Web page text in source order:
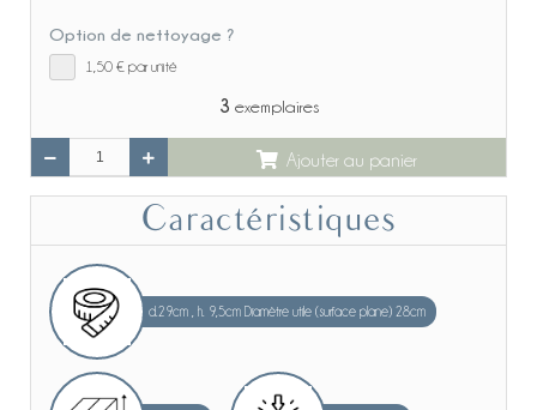
Option de nettoyage ?
1,50 € par unité
3 exemplaires
Ajouter au panier
Caractéristiques
d.29cm , h. 9,5cm Diamètre utile (surface plane) 28cm